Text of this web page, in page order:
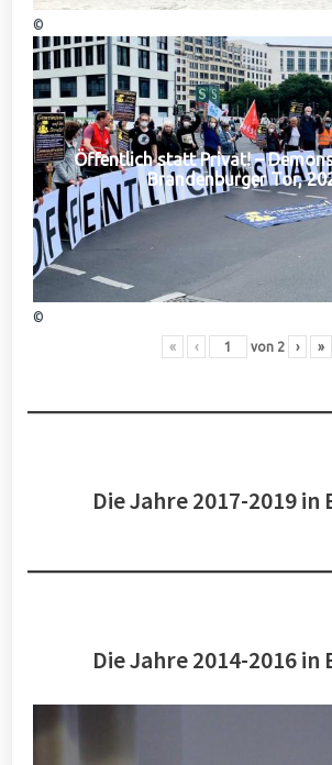
©
Öffentlich statt Privat! –
Brandenburger Tor,
©
« ‹ von 2 › »
Die Jahre 2017-2019 in
Die Jahre 2014-2016 in